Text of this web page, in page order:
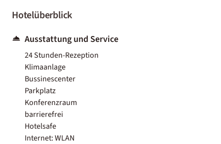
Hotelüberblick
Ausstattung und Service
24 Stunden-Rezeption
Klimaanlage
Bussinescenter
Parkplatz
Konferenzraum
barrierefrei
Hotelsafe
Internet: WLAN